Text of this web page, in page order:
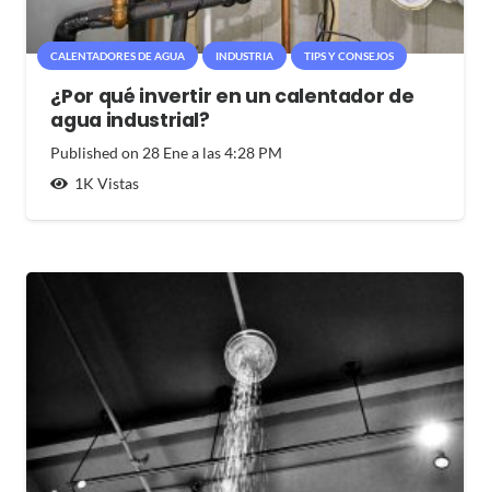
CALENTADORES DE AGUA INDUSTRIA TIPS Y CONSEJOS
¿Por qué invertir en un calentador de
agua industrial?
Published on 28 Ene a las 4:28 PM
1K Vistas